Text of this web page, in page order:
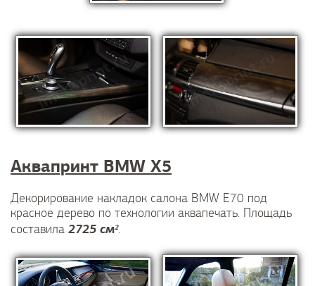
Аквапринт BMW X5
Декорирование накладок салона BMW E70 под
красное дерево по технологии аквапечать. Площадь
составила 2725 см².